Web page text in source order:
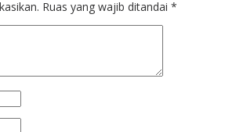
Ruas yang wajib ditandai *